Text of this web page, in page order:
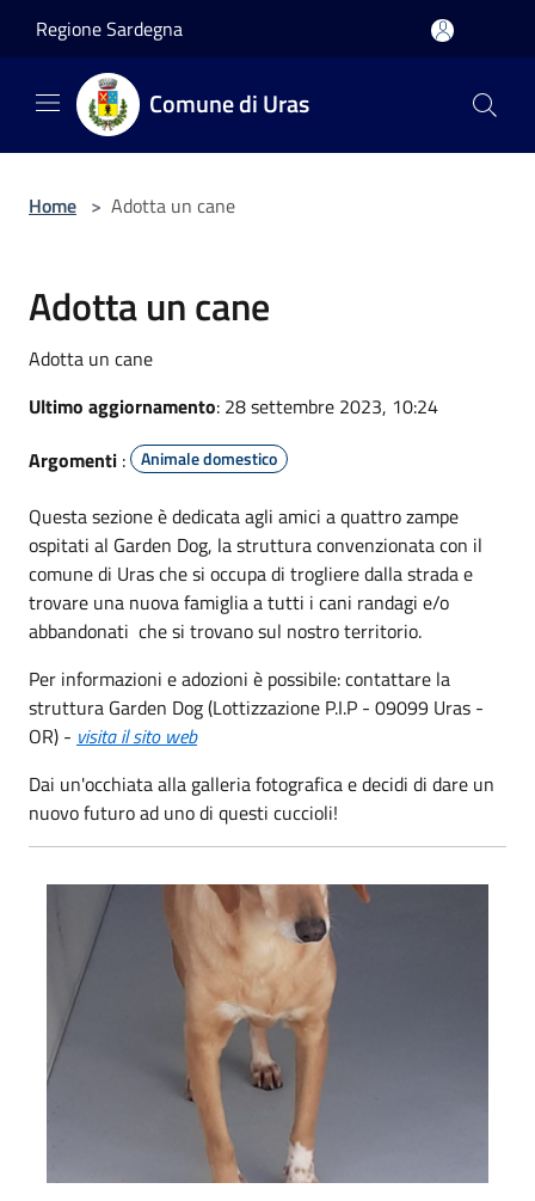
Regione Sardegna
Comune di Uras
Home > Adotta un cane
Adotta un cane
Adotta un cane
Ultimo aggiornamento: 28 settembre 2023, 10:24
Argomenti : Animale domestico
Questa sezione è dedicata agli amici a quattro zampe
ospitati al Garden Dog, la struttura convenzionata con il
comune di Uras che si occupa di trogliere dalla strada e
trovare una nuova famiglia a tutti i cani randagi e/o
abbandonati che si trovano sul nostro territorio.
Per informazioni e adozioni è possibile: contattare la
struttura Garden Dog (Lottizzazione P.I.P - 09099 Uras -
OR) - visita il sito web
Dai un'occhiata alla galleria fotografica e decidi di dare un
nuovo futuro ad uno di questi cuccioli!